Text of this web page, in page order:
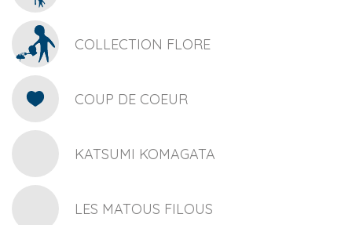
COLLECTION FLORE
COUP DE COEUR
KATSUMI KOMAGATA
LES MATOUS FILOUS